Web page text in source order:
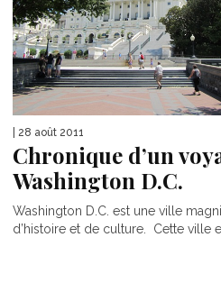
| 28 août 2011
Chronique d’un
Washington D.C.
Washington D.C. est une ville
d’histoire et de culture. Cette ville